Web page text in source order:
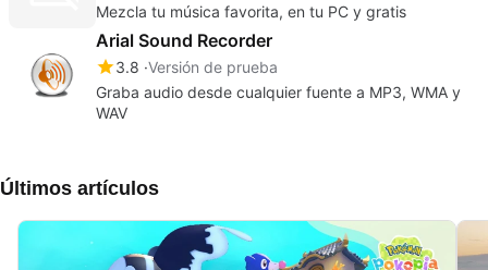
Mezcla tu música favorita, en tu PC y gratis
Arial Sound Recorder
3.8 Versión de prueba
Graba audio desde cualquier fuente a MP3, WMA y
WAV
Últimos artículos